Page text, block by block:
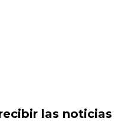
las noticias